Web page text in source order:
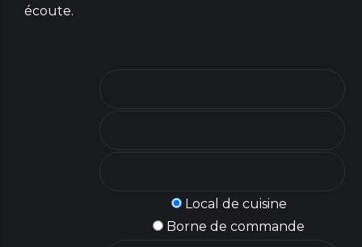
écoute.
Local de cuisine
Borne de commande